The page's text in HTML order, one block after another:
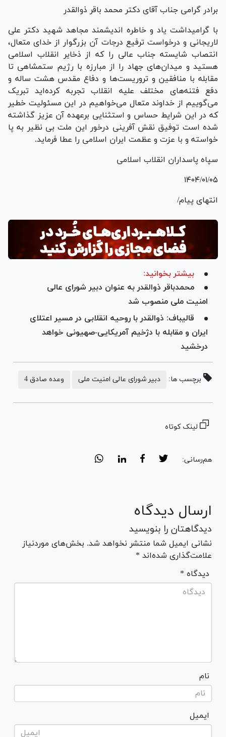
برادر گرامی جناب آقای دکتر محمد باقر ذوالقدر
با گرامیداشت یاد و خاطره اندیشمند مجاهد شهید دکتر علی
لاریجانی و درخواست ترفیع درجات آن بزرگوار از خدای متعال،
انتصاب شایسته جناب عالی را که از ذخایر انقلاب اسلامی
هستید و میدان‌های جهاد را از مبارزه با رژیم ستمشاهی تا
مقابله با منافقین و تروریست‌ها و دفاع مقدس هشت ساله و
دفع فتنه‌های مختلف علیه انقلاب تجربه کرده‌اید تبریک
می‌گوییم از خداوند متعال می‌خواهیم در این مسئولیت خطیر
که در این شرایط حساس و استثنایی برعهده آن عزیز گذاشته
شده است توفیق نقش آفرینی درخور این ملت بی نظیر به پا
خواسته و با عزت و عظمت ایران اسلامی را عطا فرماید.
سپاه پاسداران انقلاب اسلامی
۱۴۰۴/۰۱/۰۵
انتهای پیام/
بیشتر بخوانید:
محمدباقر ذوالقدر به عنوان دبیر شورای عالی
امنیت ملی منصوب شد
قالیباف: ذوالقدر با روحیه انقلابی در مسیر اعتلای
ایران و مقابله با دژخیم آمریکایی-صهیونی خواهد
درخشید
برچسب ها: دبیر شورای عالی امنیت ملی وعده صادق 4
لینک کوتاه
هم‌رسانی:
ارسال دیدگاه
دیدگاهتان را بنویسید
نشانی ایمیل شما منتشر نخواهد شد. بخش‌های موردنیاز
علامت‌گذاری شده‌اند *
* دیدگاه
نام
ایمیل